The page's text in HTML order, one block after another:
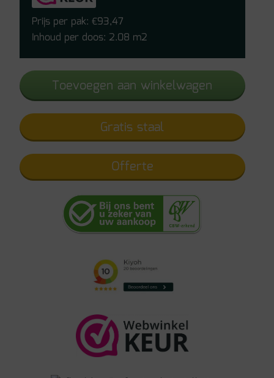
PVC
aantal
Prijs per pak:€93,47
Inhoud per doos: 2.08 m2
Toevoegen aan winkelwagen
Gratis staal
Offerte